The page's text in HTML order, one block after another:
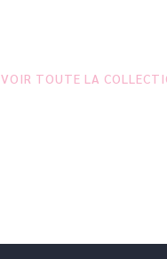
VOIR TOUTE LA